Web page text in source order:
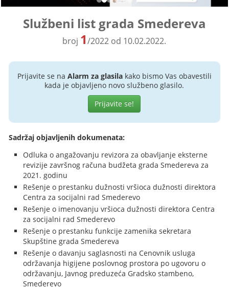
Službeni list grada Smedereva
broj 1/2022 od 10.02.2022.
Prijavite se na Alarm za glasilakako bismo Vas obavestili
kada je objavljeno novo službeno glasilo.
Prijavite se!
Sadržaj objavljenih dokumenata:
Odluka o angažovanju revizora za obavljanje eksterne
revizije završnog računa budžeta grada Smedereva za
2021. godinu
Rešenje o prestanku dužnosti vršioca dužnosti direktora
Centra za socijalni rad Smederevo
Rešenje o imenovanju vršioca dužnosti direktora Centra
za socijalni rad Smederevo
Rešenje o prestanku funkcije zamenika sekretara
Skupštine grada Smedereva
Rešenje o davanju saglasnosti na Cenovnik usluga
održavanja higijene poslovnog prostora po ugovoru o
održavanju, Javnog preduzeća Gradsko stambeno,
Smederevo